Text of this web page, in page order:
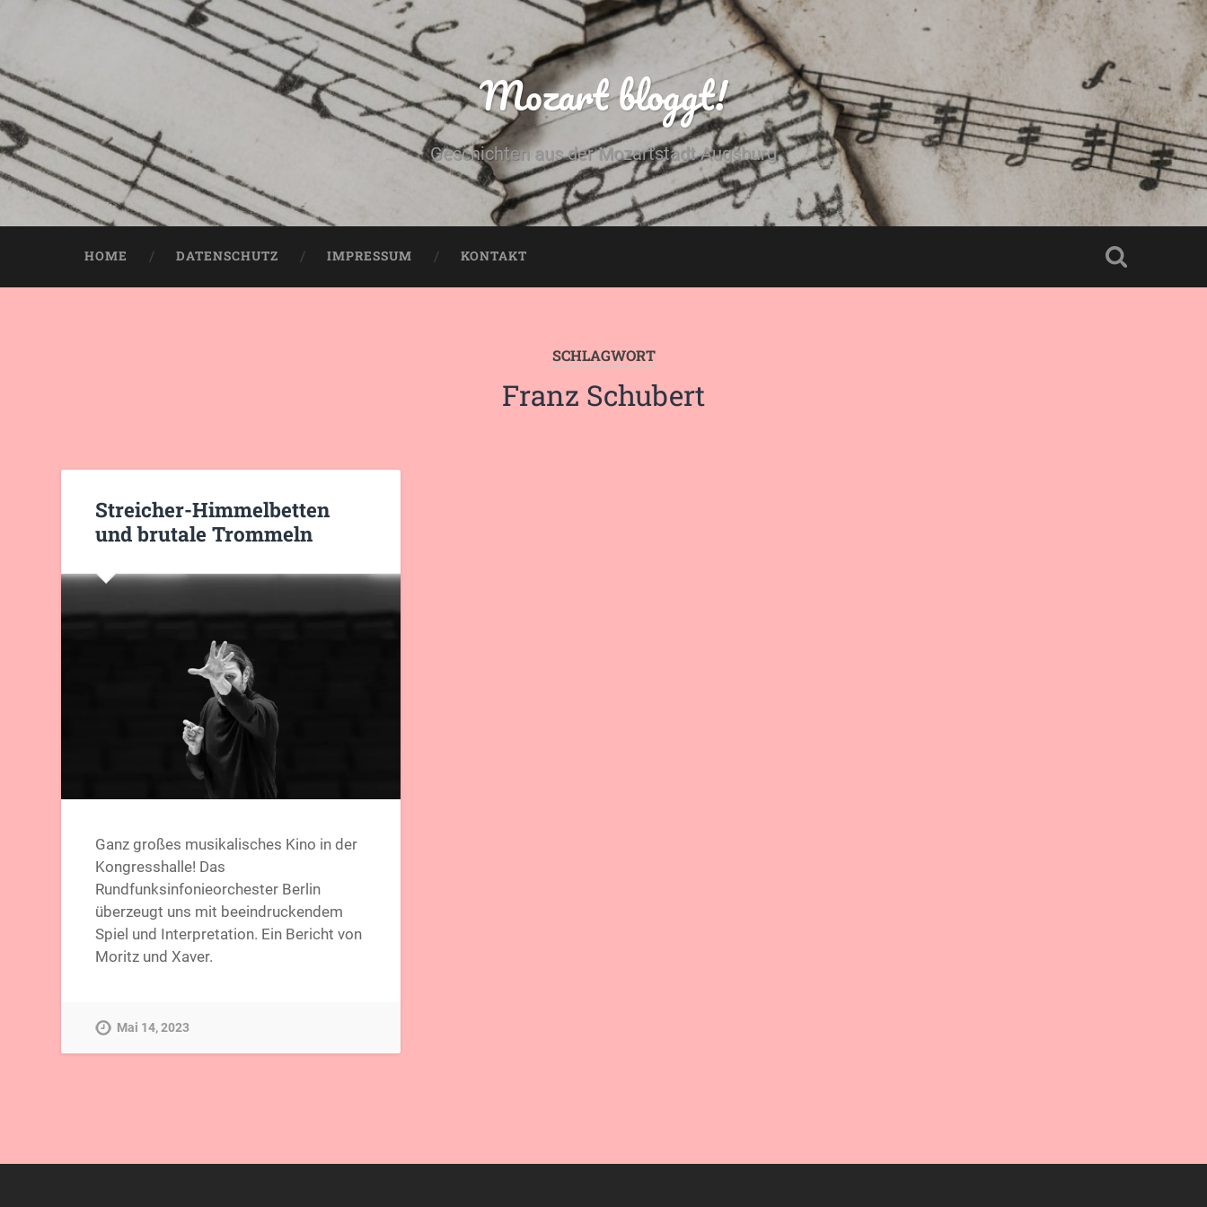
Mozart bloggt!
Geschichten aus der Mozartstadt Augsburg
HOME DATENSCHUTZ IMPRESSUM KONTAKT
SCHLAGWORT
Franz Schubert
Streicher-Himmelbetten
und brutale Trommeln
Ganz großes musikalisches Kino in der
Kongresshalle! Das
Rundfunksinfonieorchester Berlin
überzeugt uns mit beeindruckendem
Spiel und Interpretation. Ein Bericht von
Moritz und Xaver.
Mai 14, 2023